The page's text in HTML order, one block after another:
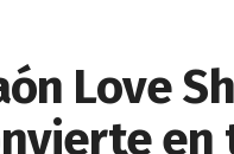
Love
en